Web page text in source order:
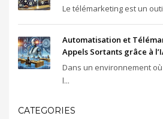
Le télémarketing est un
Automatisation et
Appels Sortants grâce à
Dans un environnement
l...
CATEGORIES